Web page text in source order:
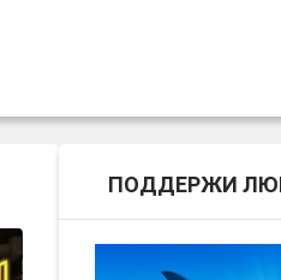
ПОДДЕРЖИ